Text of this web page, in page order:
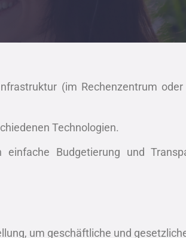
(im Rechenzentrum
Technologien.
Budgetierung und
um geschäftliche und